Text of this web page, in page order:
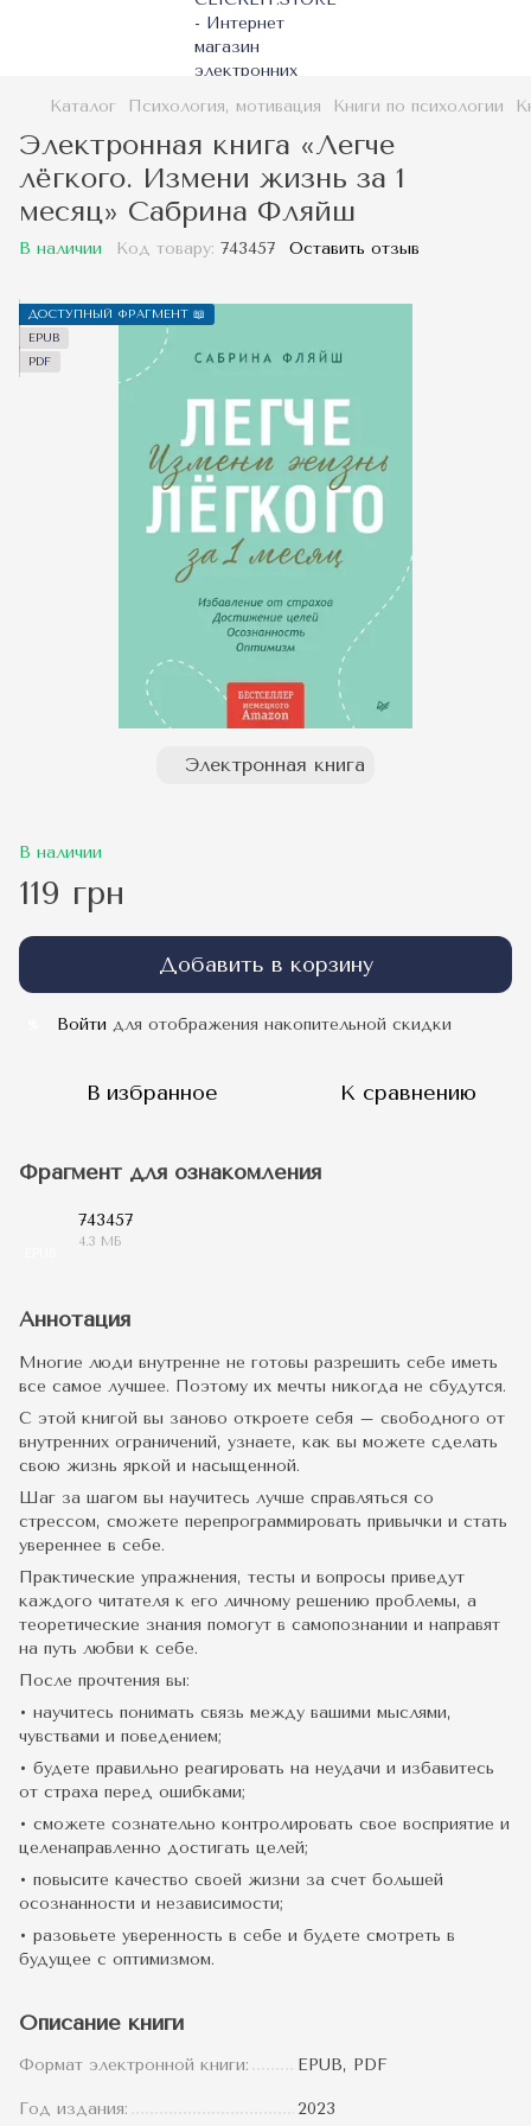
Каталог Психология, мотивация Книги по психологии
Электронная книга «Легче
лёгкого. Измени жизнь за 1
месяц» Сабрина Фляйш
В наличии Код товару: 743457 Оставить отзыв
ДОСТУПНЫЙ ФРАГМЕНТ 📖
EPUB
PDF
Электронная книга
В наличии
119 грн
Добавить в корзину
Войти для отображения накопительной скидки
В избранное К сравнению
Фрагмент для ознакомления
743457
4.3 МБ
Аннотация
Многие люди внутренне не готовы разрешить себе иметь
все самое лучшее. Поэтому их мечты никогда не сбудутся.
С этой книгой вы заново откроете себя – свободного от
внутренних ограничений, узнаете, как вы можете сделать
свою жизнь яркой и насыщенной.
Шаг за шагом вы научитесь лучше справляться со
стрессом, сможете перепрограммировать привычки и стать
увереннее в себе.
Практические упражнения, тесты и вопросы приведут
каждого читателя к его личному решению проблемы, а
теоретические знания помогут в самопознании и направят
на путь любви к себе.
После прочтения вы:
• научитесь понимать связь между вашими мыслями,
чувствами и поведением;
• будете правильно реагировать на неудачи и избавитесь
от страха перед ошибками;
• сможете сознательно контролировать свое восприятие и
целенаправленно достигать целей;
• повысите качество своей жизни за счет большей
осознанности и независимости;
• разовьете уверенность в себе и будете смотреть в
будущее с оптимизмом.
Описание книги
Формат электронной книги: EPUB, PDF
Год издания: 2023